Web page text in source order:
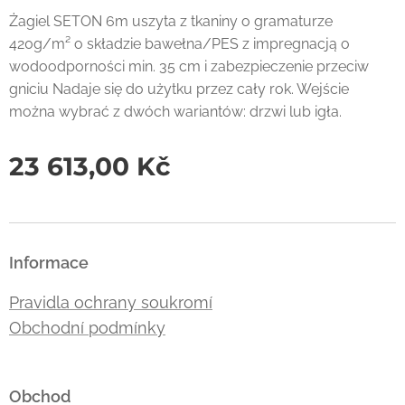
Żagiel SETON 6m uszyta z tkaniny o gramaturze
420g/m² o składzie bawełna/PES z impregnacją o
wodoodporności min. 35 cm i zabezpieczenie przeciw
gniciu Nadaje się do użytku przez cały rok. Wejście
można wybrać z dwóch wariantów: drzwi lub igła.
23 613,00 Kč
Informace
Pravidla ochrany soukromí
Obchodní podmínky
Obchod